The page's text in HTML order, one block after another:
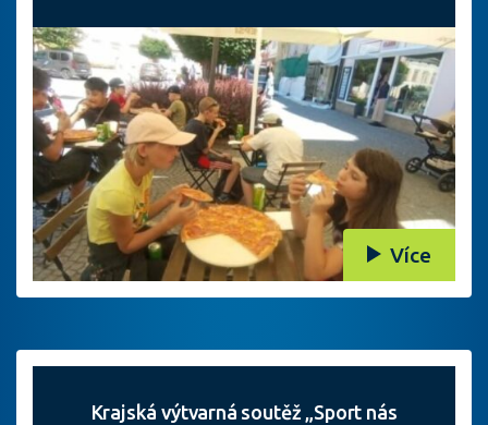
Více
Krajská výtvarná soutěž „Sport nás